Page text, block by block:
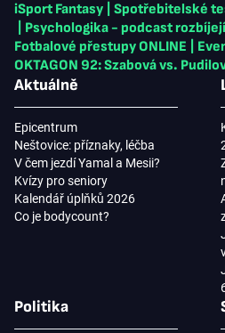
iSport Fantasy
Spotřebitelské
Psychologika - podcast
Fotbalové přestupy ONLINE
OKTAGON 92: Szabová vs.
Aktuálně
Epicentrum
Neštovice: příznaky, léčba
V čem jezdí Yamal a Mesii?
Kvízy pro seniory
Kalendář úplňků 2026
Co je bodycount?
Politika